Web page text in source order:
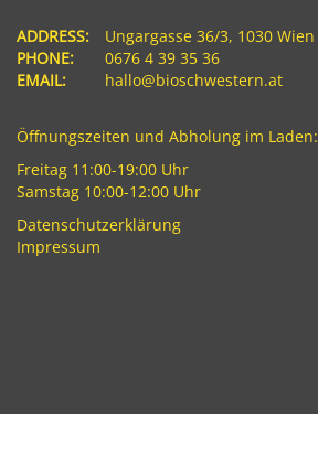
ADDRESS:
Ungargasse 36/3, 1030 Wien
PHONE:
0676 4 39 35 36
EMAIL:
hallo@bioschwestern.at
Öffnungszeiten und Abholung im Laden:
Freitag 11:00-19:00 Uhr
Samstag 10:00-12:00 Uhr
Datenschutzerklärung
Impressum